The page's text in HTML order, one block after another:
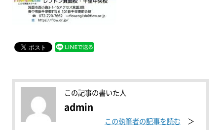
この記事の書いた人
admin
この執筆者の記事を読む